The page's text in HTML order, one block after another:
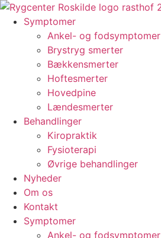
Videre
Symptomer
Ankel- og fodsymptomer
Brystryg smerter
Bækkensmerter
Hoftesmerter
Hovedpine
Lændesmerter
Behandlinger
Kiropraktik
Fysioterapi
Øvrige behandlinger
Nyheder
Om os
Kontakt
Symptomer
Ankel- og fodsymptomer